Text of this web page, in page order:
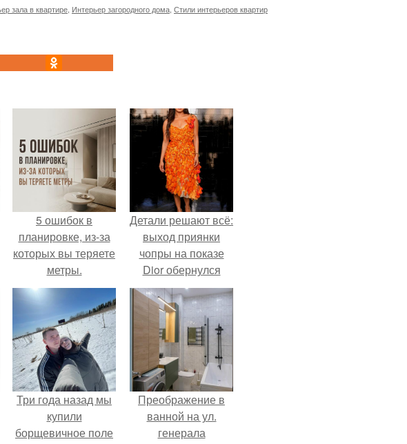
зала в квартире Интерьер загородного дома Стили интерьеров квартир
5 ошибок в
планировке, из-за
которых вы теряете
метры.
Детали решают всё:
выход приянки
чопры на показе
Dior обернулся
шквалом критики
из-за небрежного
пошива.
Три года назад мы
купили
борщевичное поле
Преображение в
ванной на ул.
генерала